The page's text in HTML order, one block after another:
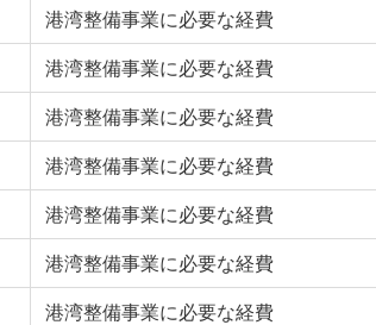
港湾整備事業に必要な経費
港湾整備事業に必要な経費
港湾整備事業に必要な経費
港湾整備事業に必要な経費
港湾整備事業に必要な経費
港湾整備事業に必要な経費
港湾整備事業に必要な経費